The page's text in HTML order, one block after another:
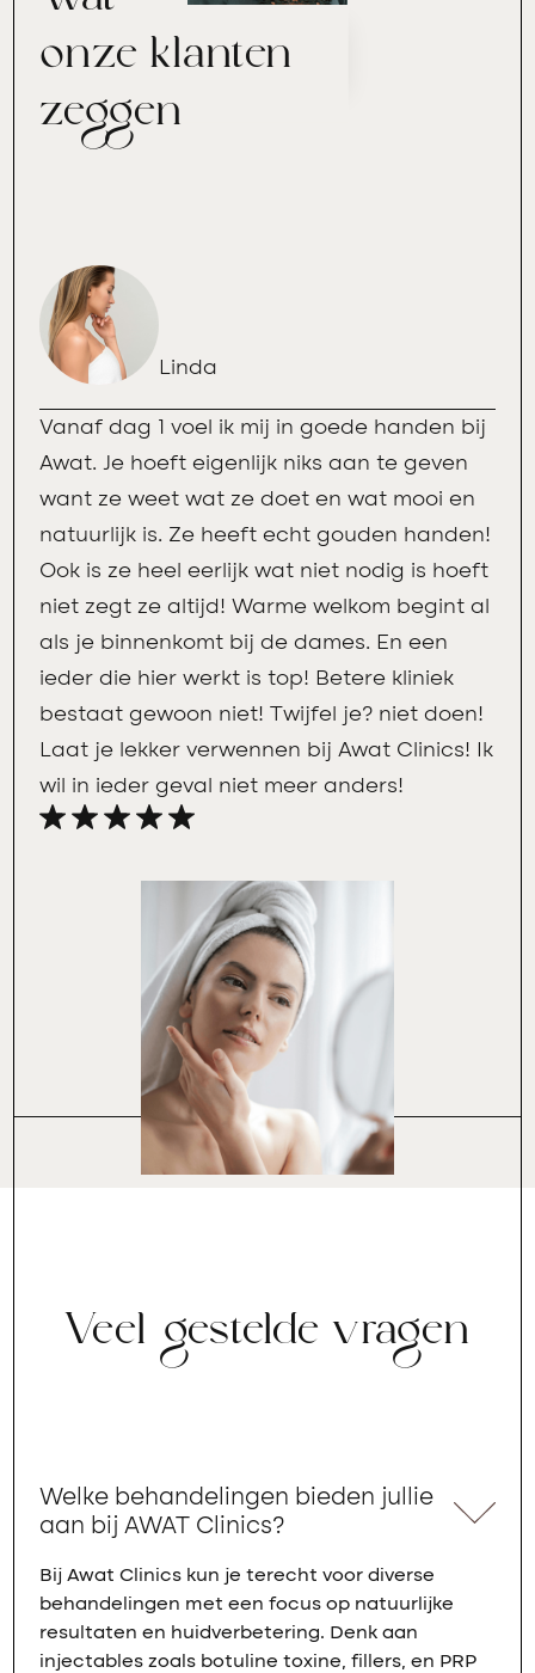
onze klanten
zeggen
Linda
Vanaf dag 1 voel ik mij in goede handen bij
Awat. Je hoeft eigenlijk niks aan te geven
want ze weet wat ze doet en wat mooi en
natuurlijk is. Ze heeft echt gouden handen!
Ook is ze heel eerlijk wat niet nodig is hoeft
niet zegt ze altijd! Warme welkom begint al
als je binnenkomt bij de dames. En een
ieder die hier werkt is top! Betere kliniek
bestaat gewoon niet! Twijfel je? niet doen!
Laat je lekker verwennen bij Awat Clinics! Ik
wil in ieder geval niet meer anders!
Veel gestelde vragen
Welke behandelingen bieden jullie
aan bij AWAT Clinics?
Bij Awat Clinics kun je terecht voor diverse
behandelingen met een focus op natuurlijke
resultaten en huidverbetering. Denk aan
injectables zoals botuline toxine, fillers, en PRP